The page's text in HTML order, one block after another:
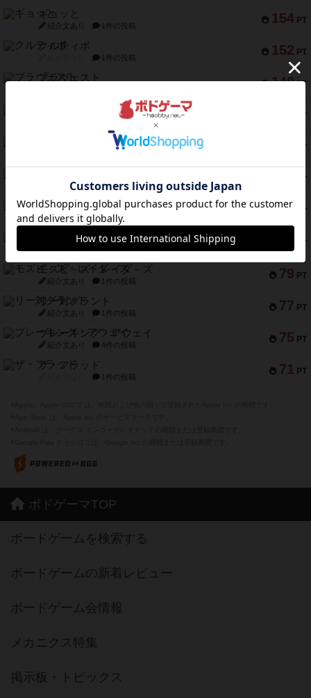
154 PT
ギョッと
紹介文あり 1件の投稿
152 PT
クルティボ
1件の投稿
140 PT
ブラヴェスト
PT
ドブル：ポケットモンスター
4件の投稿
PT
ジャンヌ・ダルク-オルレアン ドロー＆ライト
PT
紹介文あり 3件の投稿
88 PT
ダイススローン
紹介文なし 1件の投稿
PT
ガルフストライク
79 PT
モズビ－ズ・レイダ－ズ
紹介文あり 1件の投稿
77 PT
リー対グラント
紹介文あり 1件の投稿
75 PT
ブレーキング・アウェイ
紹介文あり 4件の投稿
71 PT
ザ・フラッド
1件の投稿
ボドゲーマTOP
ボードゲームを検索する
ボードゲームの新着レビュー
ボードゲーム会情報
メカニクス特集
掲示板・トピックス